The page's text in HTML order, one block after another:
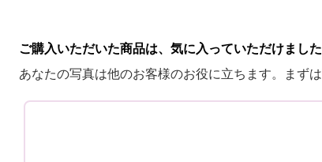
ご購入いただいた商品は、気に入っていただけまし
あなたの写真は他のお客様のお役に立ちます。まず